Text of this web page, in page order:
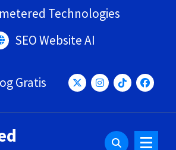
Technologies
SEO Website AI
Gratis